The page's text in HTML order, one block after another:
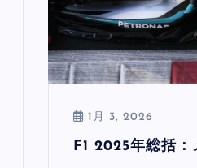
1月 3, 2026
F1 2025年総括：